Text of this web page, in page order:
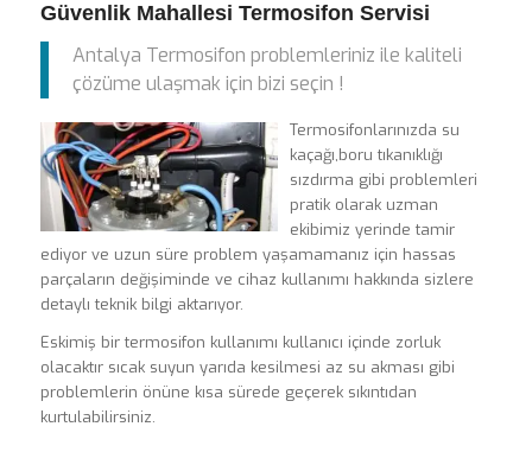
Güvenlik Mahallesi Termosifon Servisi
Antalya Termosifon problemleriniz ile kaliteli
çözüme ulaşmak için bizi seçin !
Termosifonlarınızda su
kaçağı,boru tıkanıklığı
sızdırma gibi problemleri
pratik olarak uzman
ekibimiz yerinde tamir
ediyor ve uzun süre problem yaşamamanız için hassas
parçaların değişiminde ve cihaz kullanımı hakkında sizlere
detaylı teknik bilgi aktarıyor.
Eskimiş bir termosifon kullanımı kullanıcı içinde zorluk
olacaktır sıcak suyun yarıda kesilmesi az su akması gibi
problemlerin önüne kısa sürede geçerek sıkıntıdan
kurtulabilirsiniz.